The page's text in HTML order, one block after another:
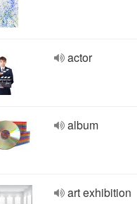
actor
album
art exhibition